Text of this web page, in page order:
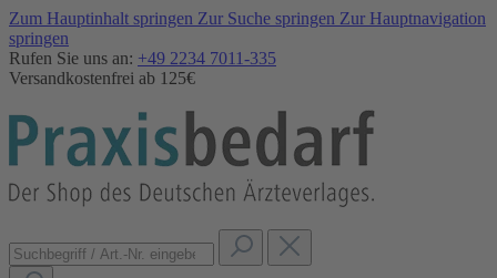
Zum Hauptinhalt springen Zur Suche springen Zur Hauptnavigation
springen
Rufen Sie uns an: +49 2234 7011-335
Versandkostenfrei ab 125€